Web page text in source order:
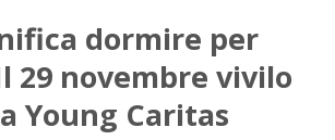
dormire per
29 novembre vivilo
Young Caritas